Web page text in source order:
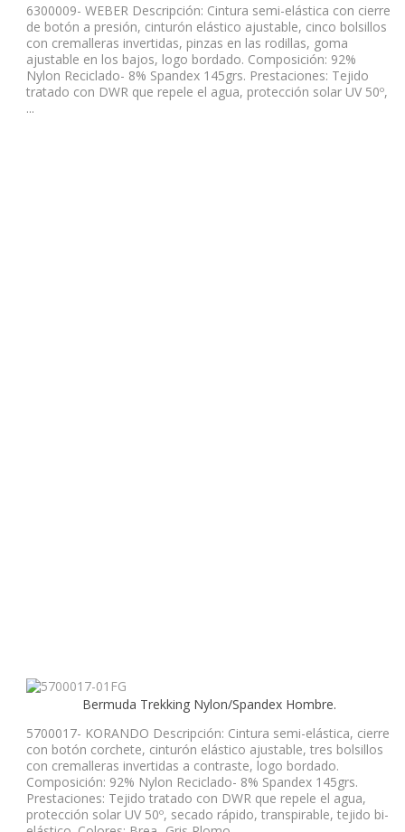
6300009- WEBER Descripción: Cintura semi-elástica con cierre
de botón a presión, cinturón elástico ajustable, cinco bolsillos
con cremalleras invertidas, pinzas en las rodillas, goma
ajustable en los bajos, logo bordado. Composición: 92%
Nylon Reciclado- 8% Spandex 145grs. Prestaciones: Tejido
tratado con DWR que repele el agua, protección solar UV 50º,
...
Bermuda Trekking Nylon/Spandex Hombre.
5700017- KORANDO Descripción: Cintura semi-elástica, cierre
con botón corchete, cinturón elástico ajustable, tres bolsillos
con cremalleras invertidas a contraste, logo bordado.
Composición: 92% Nylon Reciclado- 8% Spandex 145grs.
Prestaciones: Tejido tratado con DWR que repele el agua,
protección solar UV 50º, secado rápido, transpirable, tejido bi-